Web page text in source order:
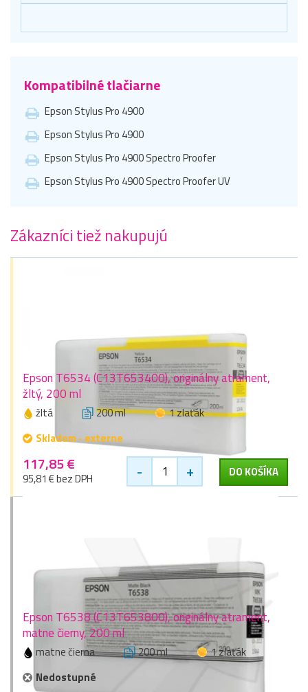
Kompatibilné tlačiarne
Epson Stylus Pro 4900
Epson Stylus Pro 4900
Epson Stylus Pro 4900 Spectro Proofer
Epson Stylus Pro 4900 Spectro Proofer UV
Zákazníci tiež nakupujú
Epson T6534 (C13T653400), originálny atrament,
žltý, 200 ml
žltá 200 ml
1 zlaťák
Skladom - externe
117,85 €
95,81 € bez DPH - + DO KOŠÍKA
Epson T6538 (C13T653800), originálny atrament,
matne čierny, 200 ml
matne čierna 200 ml
1 zlaťák
Nedostupné